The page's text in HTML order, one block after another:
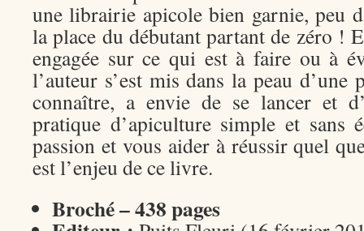
une librairie apicole bien garnie, peu
la place du débutant partant de zéro !
engagée sur ce qui est à faire ou à
l’auteur s’est mis dans la peau d’une
connaître, a envie de se lancer et
pratique d’apiculture simple et sans
passion et vous aider à réussir quel
est l’enjeu de ce livre.
Broché – 438 pages